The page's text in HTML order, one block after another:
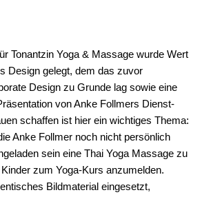
Tonantzin Yoga & Massage wurde Wert
Design gelegt, dem das zuvor
Design zu Grunde lag sowie eine
von Anke Follmers Dienst­
schaffen ist hier ein wichtiges Thema:
Anke Follmer noch nicht persönlich
sein eine Thai Yoga Massage zu
zum Yoga-Kurs anzumelden.
Bild­material eingesetzt,